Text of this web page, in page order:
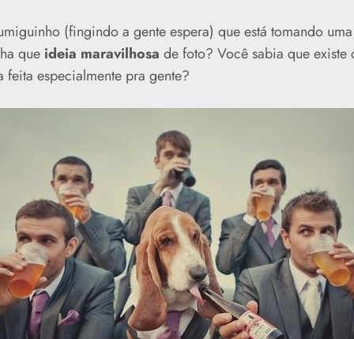
(fingindo a gente espera) que está tomando
que ideia maravilhosa de foto? Você sabia que
feita especialmente pra gente?